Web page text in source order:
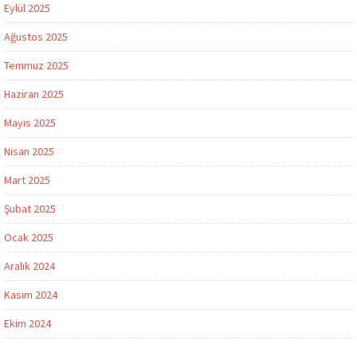
Eylül 2025
Ağustos 2025
Temmuz 2025
Haziran 2025
Mayıs 2025
Nisan 2025
Mart 2025
Şubat 2025
Ocak 2025
Aralık 2024
Kasım 2024
Ekim 2024